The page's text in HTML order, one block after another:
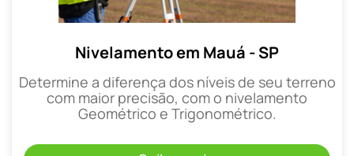
Nivelamento em Mauá - SP
Determine a diferença dos níveis de seu terreno
com maior precisão, com o nivelamento
Geométrico e Trigonométrico.